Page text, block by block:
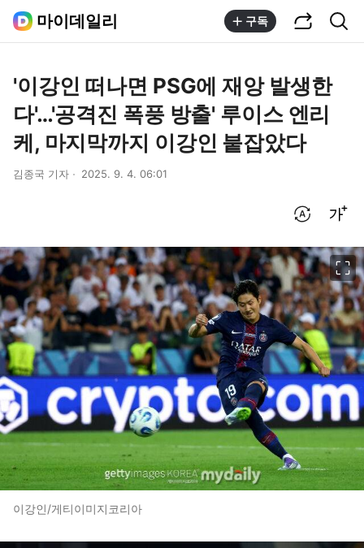
마이데일리 구독
'이강인 떠나면 PSG에 재앙 발생한
다'…'공격진 폭풍 방출' 루이스 엔리
케, 마지막까지 이강인 붙잡았다
김종국 기자 2025. 9. 4. 06:01
이강인/게티이미지코리아